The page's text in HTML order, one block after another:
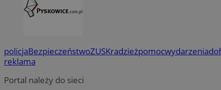
policjaBezpieczeństwoZUSKradzieżpomocwydarzenia
reklama
Portal należy do sieci